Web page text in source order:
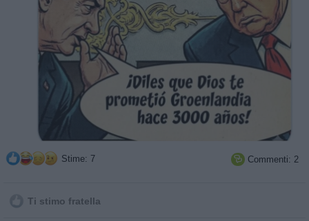
Stime: 7  Commenti: 2
Ti stimo fratella